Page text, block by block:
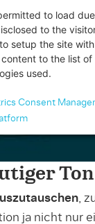
to load
to the
setup the site
to the list of
used.
Consent
Ton
,
ja nicht nur